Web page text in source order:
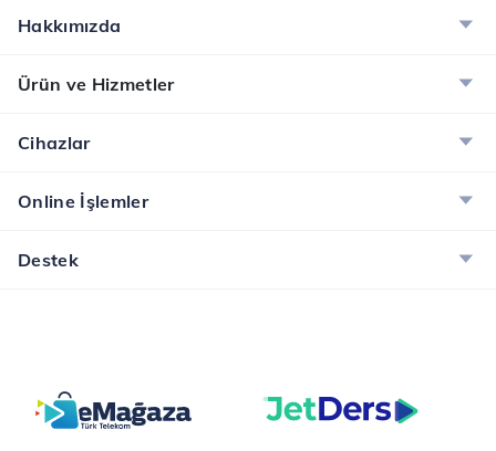
Hakkımızda
Ürün ve Hizmetler
Cihazlar
Online İşlemler
Destek